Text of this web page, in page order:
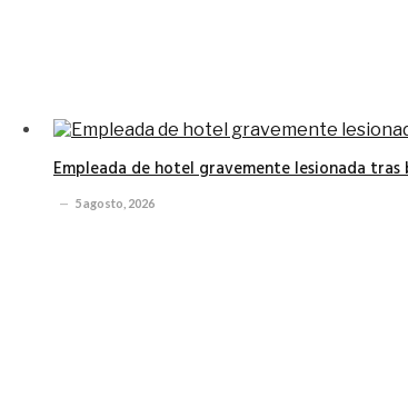
Empleada de hotel gravemente lesionada
5 agosto, 2026